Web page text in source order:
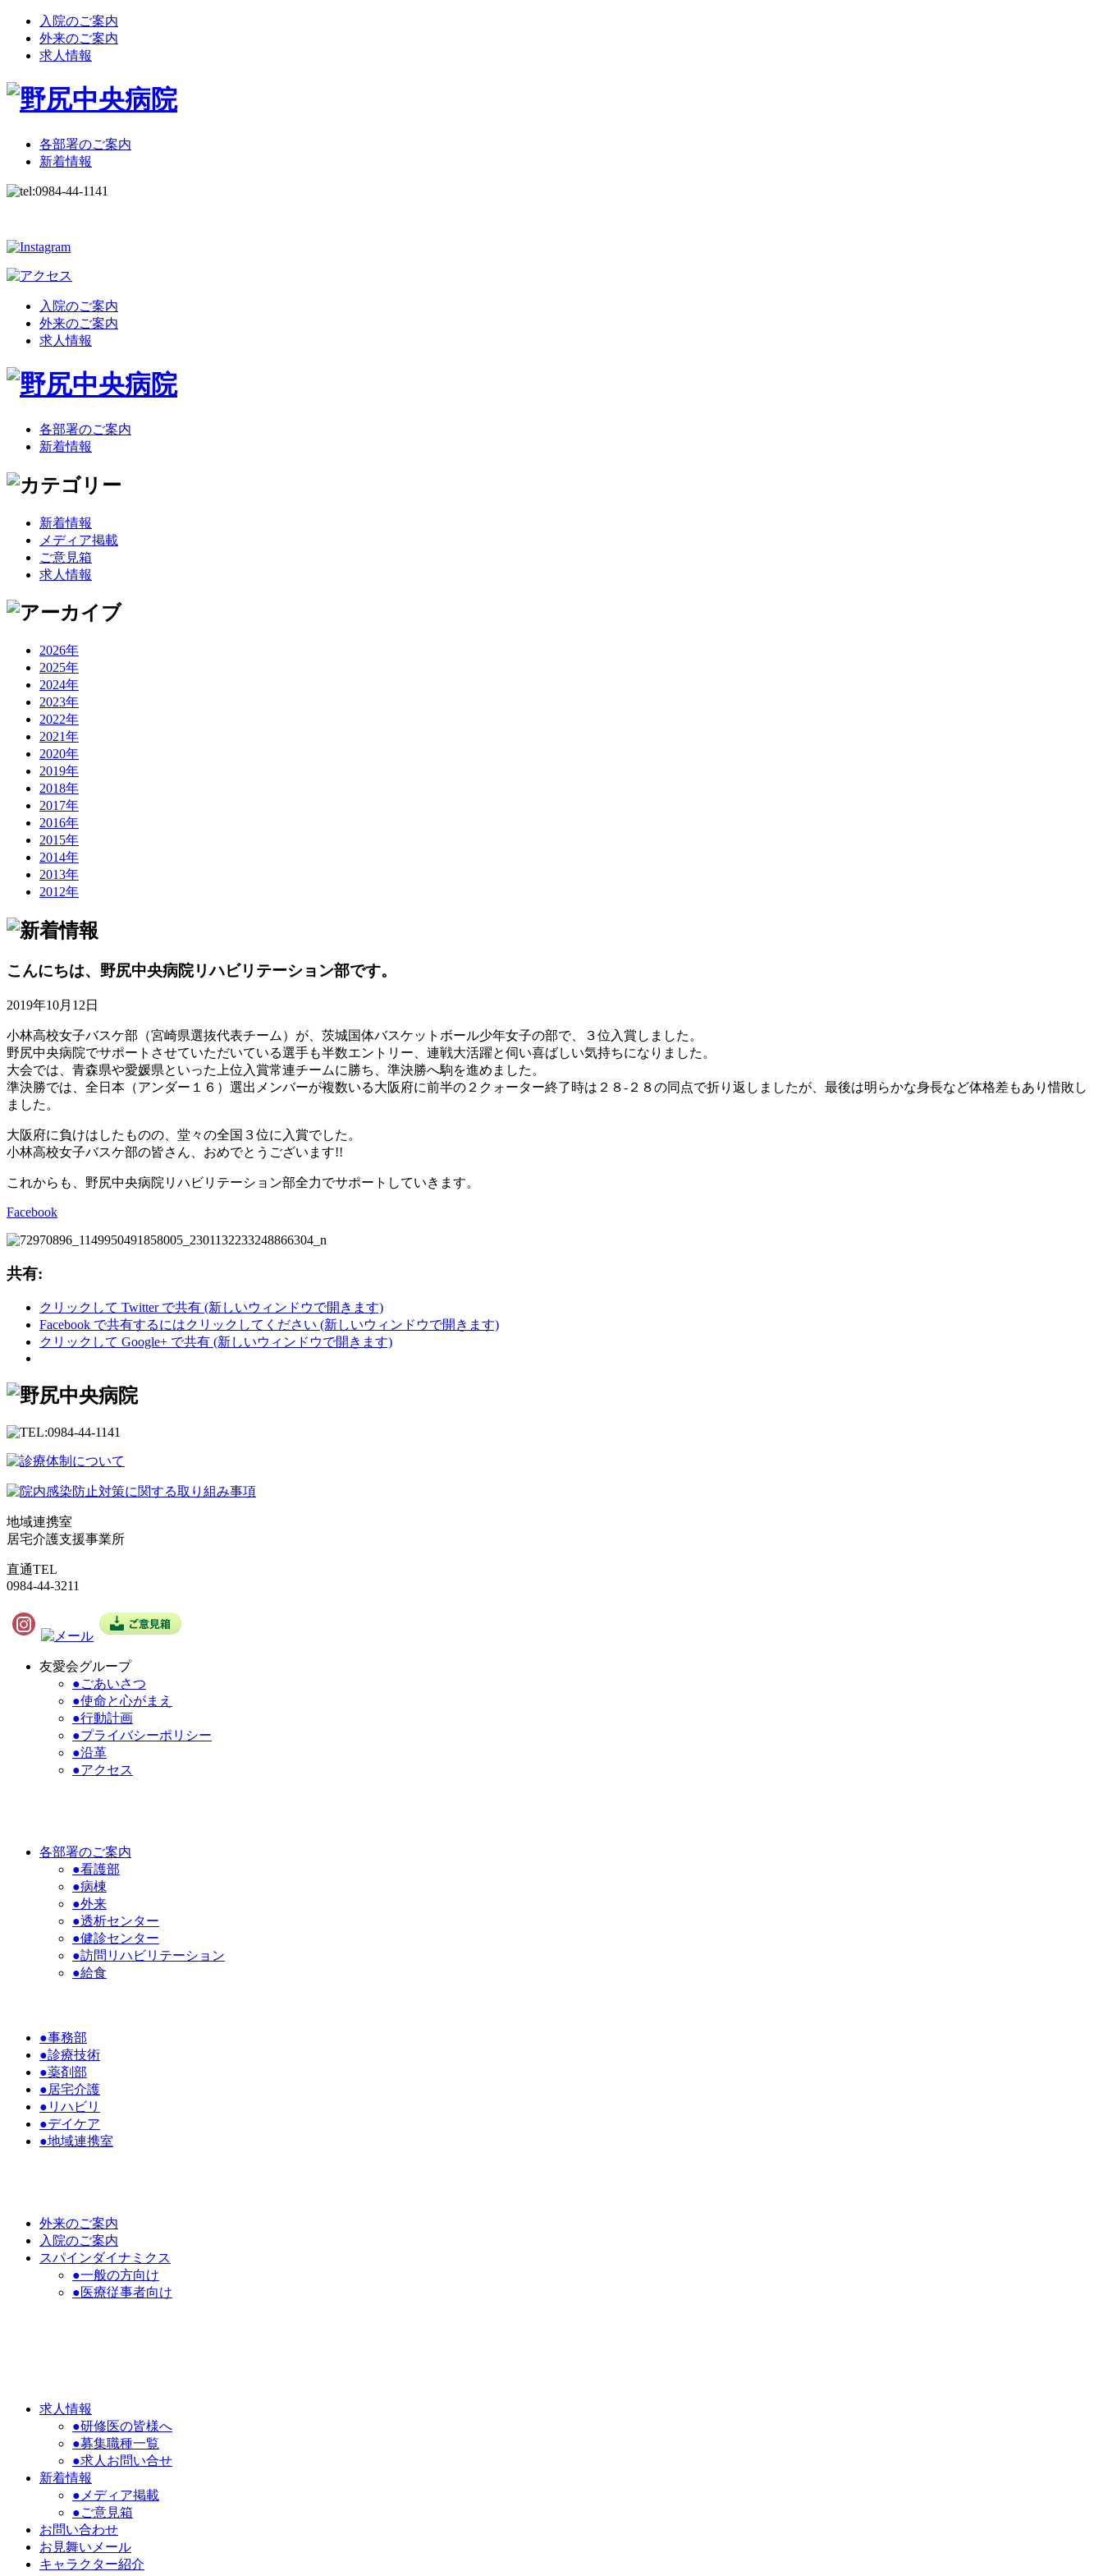
入院のご案内
外来のご案内
求人情報
各部署のご案内
新着情報
入院のご案内
外来のご案内
求人情報
各部署のご案内
新着情報
新着情報
メディア掲載
ご意見箱
求人情報
2026年
2025年
2024年
2023年
2022年
2021年
2020年
2019年
2018年
2017年
2016年
2015年
2014年
2013年
2012年
こんにちは、野尻中央病院リハビリテーション部です。
2019年10月12日
小林高校女子バスケ部（宮崎県選抜代表チーム）が、茨城国体バスケットボール少年女子の部で、３位入賞しました。
野尻中央病院でサポートさせていただいている選手も半数エントリー、連戦大活躍と伺い喜ばしい気持ちになりました。
大会では、青森県や愛媛県といった上位入賞常連チームに勝ち、準決勝へ駒を進めました。
準決勝では、全日本（アンダー１６）選出メンバーが複数いる大阪府に前半の２クォーター終了時は２８-２８の同点で折り返しましたが、最後は明らかな身長など体格差もあり惜敗し
ました。
大阪府に負けはしたものの、堂々の全国３位に入賞でした。
小林高校女子バスケ部の皆さん、おめでとうございます!!
これからも、野尻中央病院リハビリテーション部全力でサポートしていきます。
Facebook
共有:
クリックして Twitter で共有 (新しいウィンドウで開きます)
Facebook で共有するにはクリックしてください (新しいウィンドウで開きます)
クリックして Google+ で共有 (新しいウィンドウで開きます)
地域連携室
居宅介護支援事業所
直通TEL
0984-44-3211
友愛会グループ
●ごあいさつ
●使命と心がまえ
●行動計画
●プライバシーポリシー
●沿革
●アクセス
各部署のご案内
●看護部
●病棟
●外来
●透析センター
●健診センター
●訪問リハビリテーション
●給食
●事務部
●診療技術
●薬剤部
●居宅介護
●リハビリ
●デイケア
●地域連携室
外来のご案内
入院のご案内
スパインダイナミクス
●一般の方向け
●医療従事者向け
求人情報
●研修医の皆様へ
●募集職種一覧
●求人お問い合せ
新着情報
●メディア掲載
●ご意見箱
お問い合わせ
お見舞いメール
キャラクター紹介